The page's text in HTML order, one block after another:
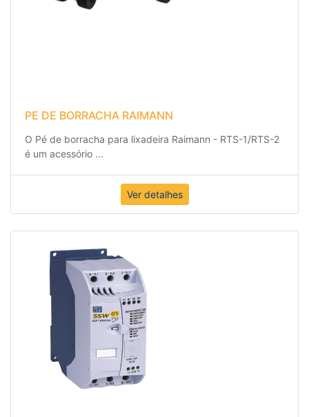
PE DE BORRACHA RAIMANN
O Pé de borracha para lixadeira Raimann - RTS-1/RTS-2
é um acessório
Ver detalhes